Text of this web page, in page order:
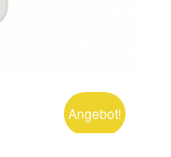
Angebot!